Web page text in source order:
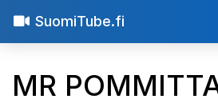
SuomiTube.fi
MR